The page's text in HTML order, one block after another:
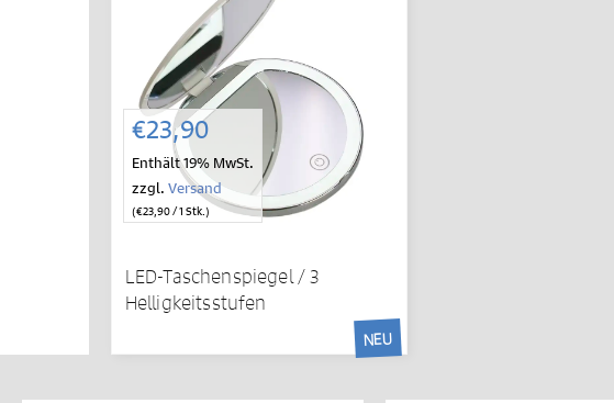
€23,90
Enthält 19% MwSt.
zzgl. Versand
(€23,90/ 1 Stk.)
IN DEN
WARENKORB
LED-Taschenspiegel / 3
Helligkeitsstufen
NEU